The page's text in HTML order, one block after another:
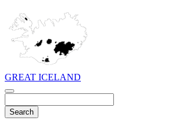
GREAT ICELAND